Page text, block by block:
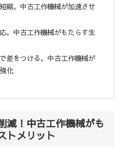
縮。中古工作機械が加速させ
。中古工作機械がもたらす生
差をつける。中古工作機械が
化
減！中古工作機械がも
トメリット